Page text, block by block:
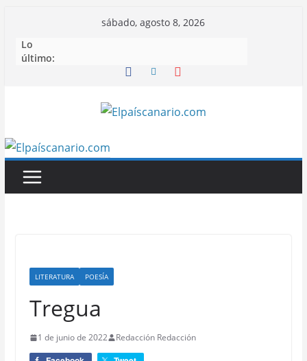
contenido
sábado, agosto 8, 2026
Lo
último:
LITERATURA POESÍA
Tregua
1 de junio de 2022 Redacción Redacción